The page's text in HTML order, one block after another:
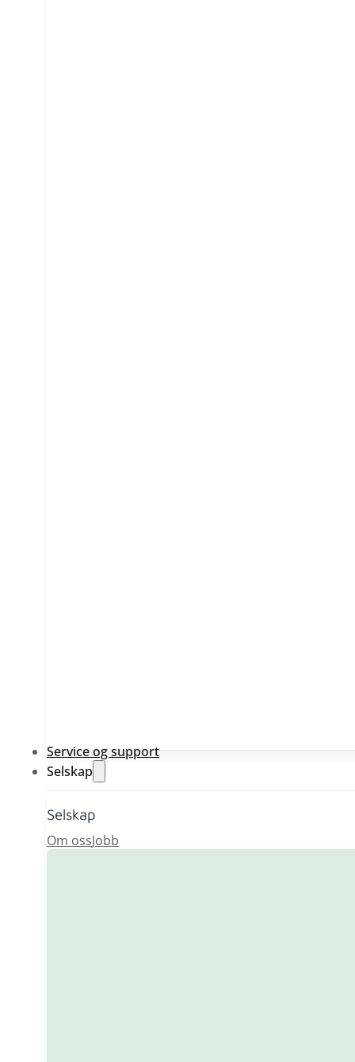
Service og support
Selskap
Selskap
Om ossJobb